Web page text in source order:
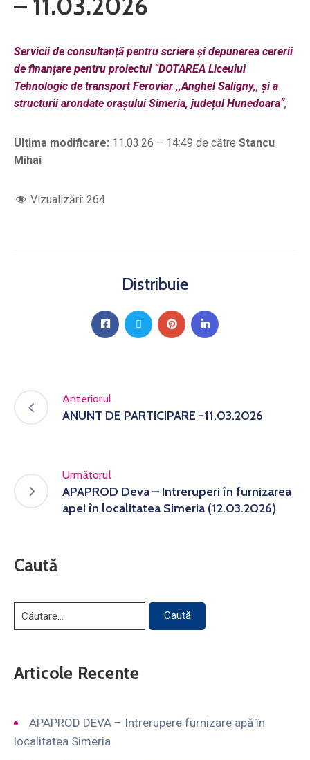
Servicii de consultanță pentru scriere și depunerea cererii
de finanțare pentru proiectul “DOTAREA Liceului
Tehnologic de transport Feroviar ,,Anghel Saligny,, și a
structurii arondate orașului Simeria, județul Hunedoara“,
Ultima modificare: 11.03.26 – 14:49 de către Stancu
Mihai
Vizualizări: 264
Distribuie
Anteriorul
ANUNT DE PARTICIPARE -11.03.2026
Următorul
APAPROD Deva – Intreruperi în furnizarea
apei în localitatea Simeria (12.03.2026)
Caută
Articole Recente
APAPROD DEVA – Intrerupere furnizare apă în
localitatea Simeria